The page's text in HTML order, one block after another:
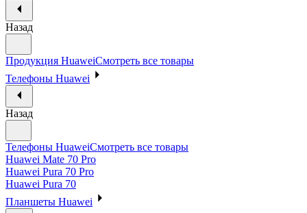
Назад
Продукция HuaweiСмотреть все товары
Телефоны Huawei
Назад
Телефоны HuaweiСмотреть все товары
Huawei Mate 70 Pro
Huawei Pura 70 Pro
Huawei Pura 70
Планшеты Huawei